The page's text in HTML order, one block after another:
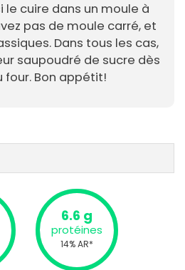
le cuire dans un moule à
pas de moule carré, et
Dans tous les cas,
saupoudré de sucre dès
four. Bon appétit!
6.6 g
protéines
14% AR*